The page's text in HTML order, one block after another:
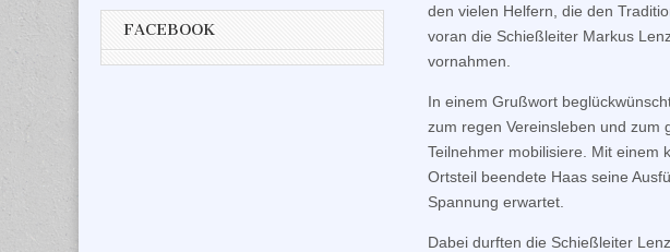
den vielen Helfern, die den
voran die Schießleiter Markus
vornahmen.
In einem Grußwort
zum regen Vereinsleben und zum
Teilnehmer mobilisiere. Mit einem
Ortsteil beendete Haas seine
Spannung erwartet.
Dabei durften die Schießleiter
FACEBOOK